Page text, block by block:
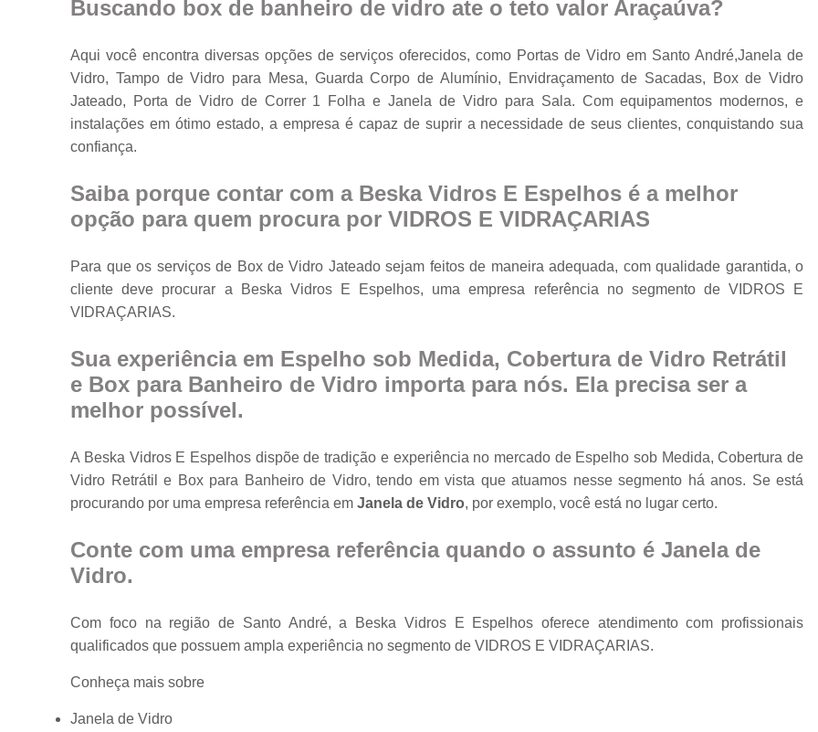
vidro
Porta feita de
vidro
Portas de vidro
Portas em vidro
temperados
Cobertura de Vidro
Cobertura
Divisória de
Divisória de Vidro
Envidraçamento
Fechamento de
Buscando box de banheiro de vidro ate o teto valor Araçaúva?
Aqui você encontra diversas opções de serviços oferecidos, como Portas de Vidro em Santo André,Janela de
Vidro, Tampo de Vidro para Mesa, Guarda Corpo de Alumínio, Envidraçamento de Sacadas, Box de Vidro
Jateado, Porta de Vidro de Correr 1 Folha e Janela de Vidro para Sala. Com equipamentos modernos, e
instalações em ótimo estado, a empresa é capaz de suprir a necessidade de seus clientes, conquistando sua
confiança.
Saiba porque contar com a Beska Vidros E Espelhos é a melhor
opção para quem procura por VIDROS E VIDRAÇARIAS
Para que os serviços de Box de Vidro Jateado sejam feitos de maneira adequada, com qualidade garantida, o
cliente deve procurar a Beska Vidros E Espelhos, uma empresa referência no segmento de VIDROS E
VIDRAÇARIAS.
Sua experiência em Espelho sob Medida, Cobertura de Vidro Retrátil
e Box para Banheiro de Vidro importa para nós. Ela precisa ser a
melhor possível.
A Beska Vidros E Espelhos dispõe de tradição e experiência no mercado de Espelho sob Medida, Cobertura de
Vidro Retrátil e Box para Banheiro de Vidro, tendo em vista que atuamos nesse segmento há anos. Se está
procurando por uma empresa referência emJanela de Vidro, por exemplo, você está no lugar certo.
Conte com uma empresa referência quando o assunto éJanela de
Vidro.
Com foco na região de Santo André, a Beska Vidros E Espelhos oferece atendimento com profissionais
qualificados que possuem ampla experiência no segmento de VIDROS E VIDRAÇARIAS.
Conheça mais sobre
Janela de Vidro